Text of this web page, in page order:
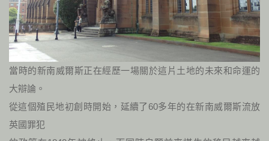
當時的新南威爾斯正在經歷一場關於這片土地的未來和命運的
大辯論。
從這個殖民地初創時開始，延續了60多年的在新南威爾斯流放
英國罪犯